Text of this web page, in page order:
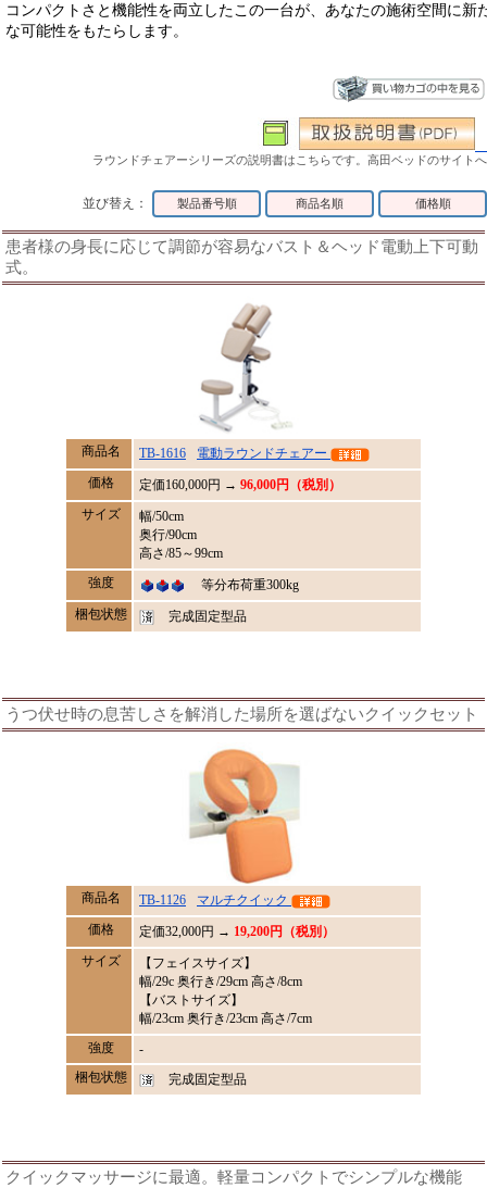
コンパクトさと機能性を両立したこの一台が、あなたの施術空間に新
な可能性をもたらします。
ラウンドチェアーシリーズの説明書はこちらです。高田ベッドのサイトへ
並び替え： 製品番号順 商品名順 価格順
患者様の身長に応じて調節が容易なバスト＆ヘッド電動上下可動
式。
商品名 TB-1616
電動ラウンドチェアー
価格
定価160,000円 → 96,000円（税別）
サイズ
幅/50cm
奥行/90cm
高さ/85～99cm
強度
等分布荷重300kg
梱包状態
完成固定型品
うつ伏せ時の息苦しさを解消した場所を選ばないクイックセット
商品名 TB-1126
マルチクイック
価格
定価32,000円 → 19,200円（税別）
サイズ
【フェイスサイズ】
幅/29c 奥行き/29cm 高さ/8cm
【バストサイズ】
幅/23cm 奥行き/23cm 高さ/7cm
強度
-
梱包状態
完成固定型品
クイックマッサージに最適。軽量コンパクトでシンプルな機能